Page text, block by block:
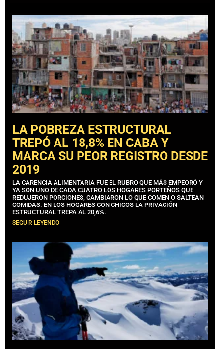
LA POBREZA ESTRUCTURAL
TREPÓ AL 18,8% EN CABA Y
MARCA SU PEOR REGISTRO DESDE
2019
LA CARENCIA ALIMENTARIA FUE EL RUBRO QUE MÁS EMPEORÓ Y
YA SON UNO DE CADA CUATRO LOS HOGARES PORTEÑOS QUE
REDUJERON PORCIONES, CAMBIARON LO QUE COMEN O SALTEAN
COMIDAS. EN LOS HOGARES CON CHICOS LA PRIVACIÓN
ESTRUCTURAL TREPA AL 20,6%.
SEGUIR LEYENDO